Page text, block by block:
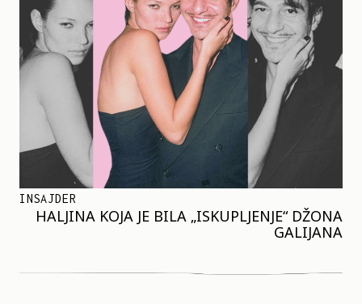
INSAJDER
HALJINA KOJA JE BILA „ISKUPLJENJE“ DŽONA
GALIJANA